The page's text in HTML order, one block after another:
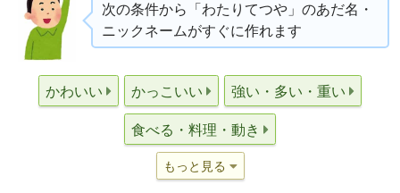
次の条件から「わたりてつや」のあだ名・
ニックネームがすぐに作れます
かわいい かっこいい 強い・多い・重い
食べる・料理・動き
もっと見る